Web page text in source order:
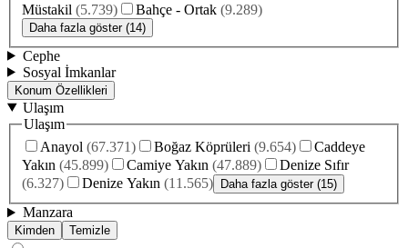
Müstakil (5.739) Bahçe - Ortak (9.289)
Daha fazla göster (14)
Cephe
Sosyal İmkanlar
Konum Özellikleri
Ulaşım
Ulaşım
Anayol (67.371) Boğaz Köprüleri (9.654)
Caddeye
Yakın (45.899) Camiye Yakın (47.889)
Denize Sıfır
(6.327) Denize Yakın (11.565) Daha fazla göster (15)
Manzara
Kimden Temizle